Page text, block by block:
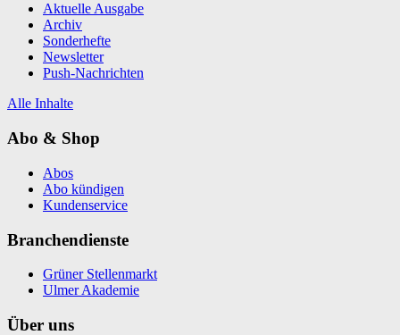
Aktuelle Ausgabe
Archiv
Sonderhefte
Newsletter
Push-Nachrichten
Alle Inhalte
Abo & Shop
Abos
Abo kündigen
Kundenservice
Branchendienste
Grüner Stellenmarkt
Ulmer Akademie
Über uns